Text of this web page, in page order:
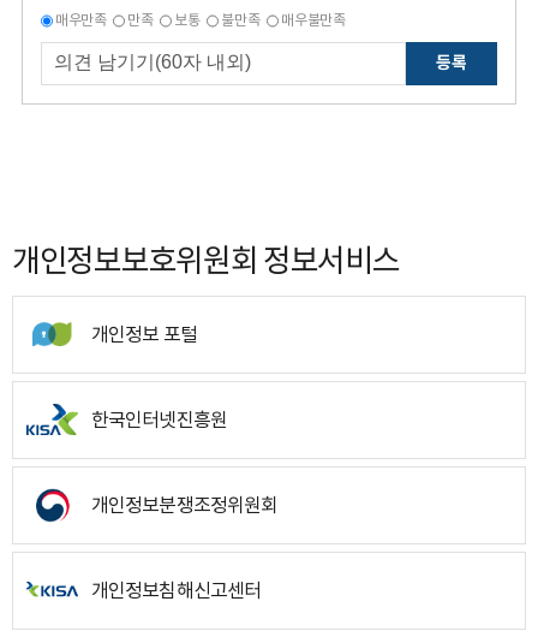
매우만족 만족 보통 불만족 매우불만족
등록
개인정보보호위원회 정보서비스
개인정보 포털
한국인터넷진흥원
개인정보분쟁조정위원회
개인정보침해신고센터